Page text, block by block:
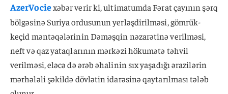
AzerVociexəbər verir ki, ultimatumda Fərat çayının şərq
bölgəsinə Suriya ordusunun yerləşdirilməsi, gömrük-
keçid məntəqələrinin Dəməşqin nəzarətinə verilməsi,
neft və qaz yataqlarının mərkəzi hökumətə təhvil
verilməsi, eləcə də ərəb əhalinin sıx yaşadığı ərazilərin
mərhələli şəkildə dövlətin idarəsinə qaytarılması tələb